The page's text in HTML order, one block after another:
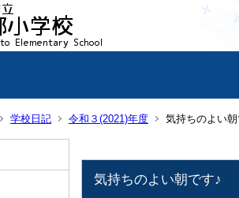
学校日記 令和３(2021)年度 気持ちのよい朝
気持ちのよい朝です♪